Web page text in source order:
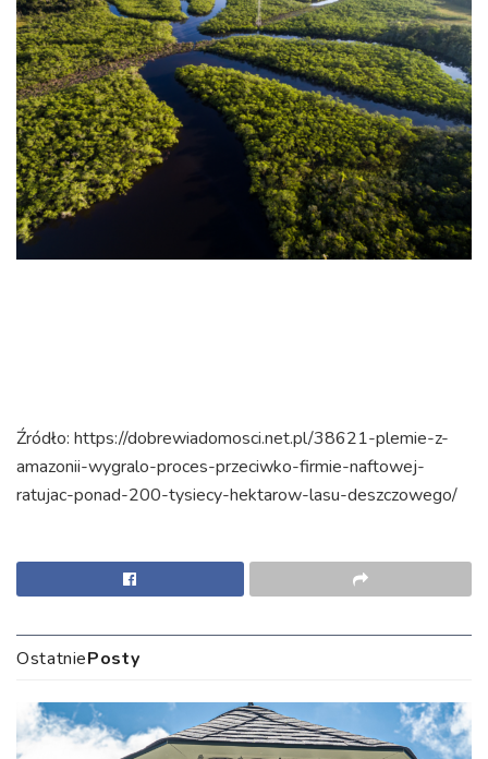
​Źródło: https://dobrewiadomosci.net.pl/38621-plemie-z-
amazonii-wygralo-proces-przeciwko-firmie-naftowej-
ratujac-ponad-200-tysiecy-hektarow-lasu-deszczowego/
OstatniePosty